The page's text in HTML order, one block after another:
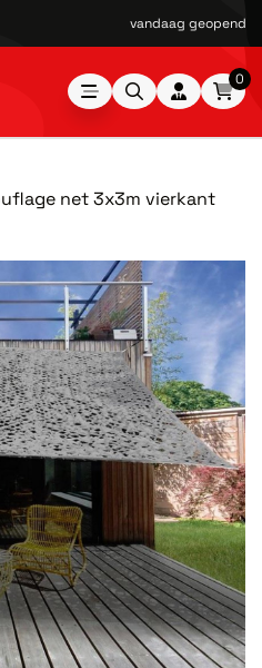
vandaag geopend
0
net 3x3m vierkant